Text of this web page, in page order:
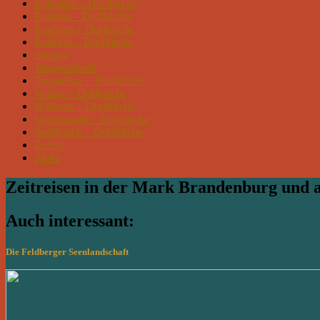
Polenzko – Dorfkirche
Pretzien – Dorfkirche
Ragösen – Dorfkirche
Redekin – Dorfkirche
Sandau
Tangermünde
Tryppehna – Dorfkirche
Vehlitz – Dorfkirche
Wallwitz – Dorfkirche
Wendemark – Dorfkirche
Zeddenick – Dorfkirche
Zerbst
Zieko
Zeitreisen in der Mark Brandenburg und
Auch interessant:
Die Feldberger Seenlandschaft